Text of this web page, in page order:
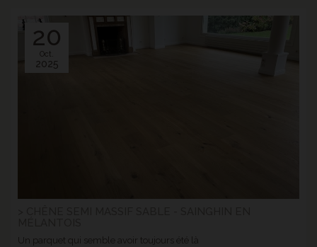
20
Oct.
2025
Un parquet qui semble avoir toujours été là